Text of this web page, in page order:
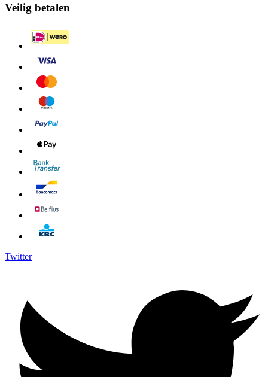
Veilig betalen
Twitter